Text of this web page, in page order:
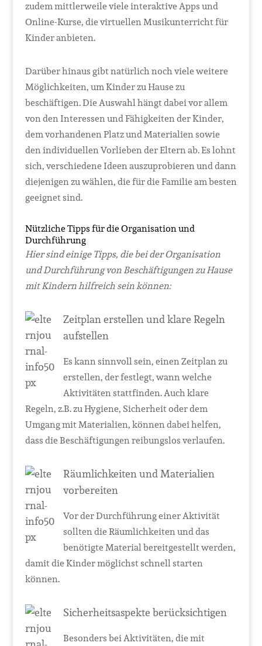
zudem mittlerweile viele interaktive Apps und
Online-Kurse, die virtuellen Musikunterricht für
Kinder anbieten.
Darüber hinaus gibt natürlich noch viele weitere
Möglichkeiten, um Kinder zu Hause zu
beschäftigen. Die Auswahl hängt dabei vor allem
von den Interessen und Fähigkeiten der Kinder,
dem vorhandenen Platz und Materialien sowie
den individuellen Vorlieben der Eltern ab. Es lohnt
sich, verschiedene Ideen auszuprobieren und dann
diejenigen zu wählen, die für die Familie am besten
geeignet sind.
Nützliche Tipps für die Organisation und
Durchführung
Hier sind einige Tipps, die bei der Organisation
und Durchführung von Beschäftigungen zu Hause
mit Kindern hilfreich sein können:
Zeitplan erstellen und klare Regeln
aufstellen
Es kann sinnvoll sein, einen Zeitplan zu
erstellen, der festlegt, wann welche
Aktivitäten stattfinden. Auch klare
Regeln, z.B. zu Hygiene, Sicherheit oder dem
Umgang mit Materialien, können dabei helfen,
dass die Beschäftigungen reibungslos verlaufen.
Räumlichkeiten und Materialien
vorbereiten
Vor der Durchführung einer Aktivität
sollten die Räumlichkeiten und das
benötigte Material bereitgestellt werden,
damit die Kinder möglichst schnell starten
können.
Sicherheitsaspekte berücksichtigen
Besonders bei Aktivitäten, die mit